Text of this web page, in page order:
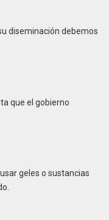
diseminación debemos
que el gobierno
geles o sustancias